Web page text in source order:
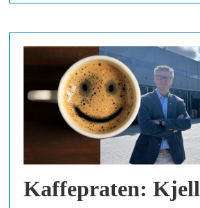
Kaffepraten: